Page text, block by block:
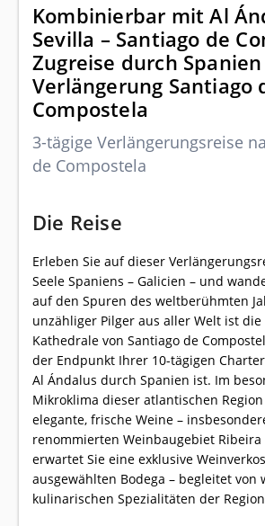
Kombinierbar mit Al
Sevilla – Santiago de
Zugreise durch
Verlängerung Santiago
Compostela
3-tägige Verlängerungsreise
de Compostela
Die Reise
Erleben Sie auf dieser
Seele Spaniens – Galicien – und
auf den Spuren des weltberühmten
unzähliger Pilger aus aller Welt ist
Kathedrale von Santiago de
der Endpunkt Ihrer 10-tägigen
Al Ándalus durch Spanien ist. Im
Mikroklima dieser atlantischen
elegante, frische Weine –
renommierten Weinbaugebiet Ribeira
erwartet Sie eine exklusive
ausgewählten Bodega – begleitet von
kulinarischen Spezialitäten der